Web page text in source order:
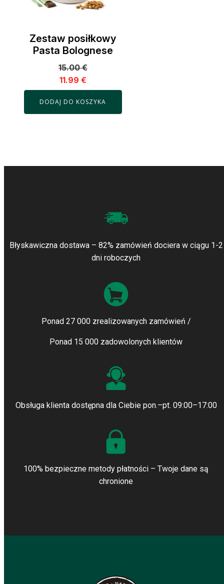
Zestaw posiłkowy
Pasta Bolognese
15.00€
11.99 €
DODAJ DO KOSZYKA
Błyskawiczna dostawa – 82% zamówień dociera w ciągu 1-2
dni roboczych
Ponad 27 000 zrealizowanych zamówień /
Ponad 15 000 zadowolonych klientów
Obsługa klienta dostępna dla Ciebie pon.–pt. 09:00–17:00
100% bezpieczne metody płatności – Twoje dane są
chronione